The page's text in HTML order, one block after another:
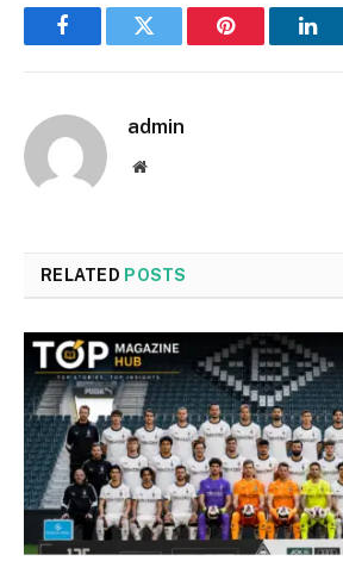
FacebookTwitter Pinterest
admin
Website
RELATED POSTS